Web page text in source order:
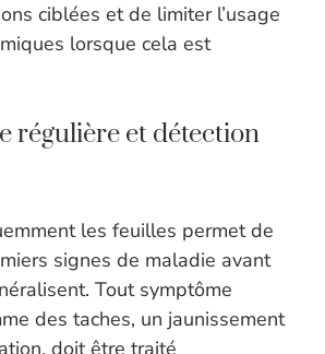
ciblées et de limiter l’usage
lorsque cela est
régulière et détection
les feuilles permet de
signes de maladie avant
Tout symptôme
des taches, un jaunissement
doit être traité